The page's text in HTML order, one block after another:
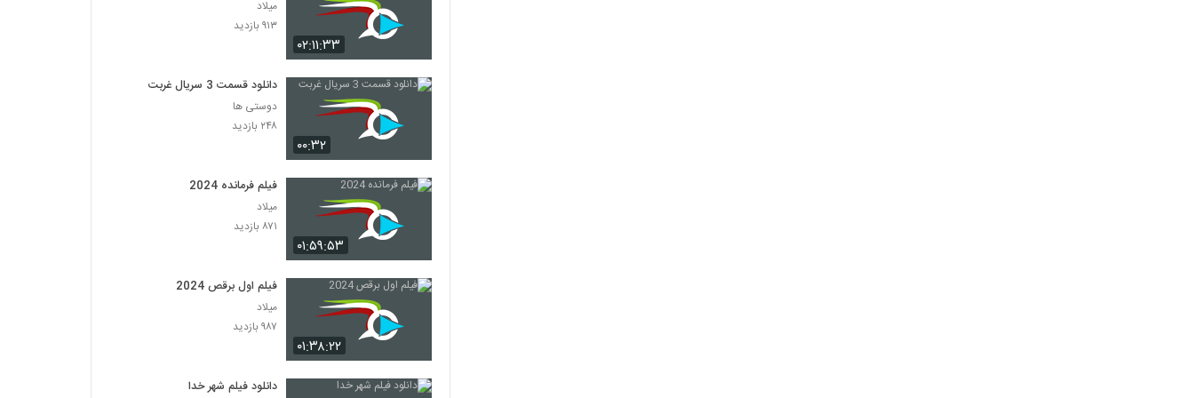
۰۲:۱۱:۳۳
میلاد
۹۱۳ بازدید
۰۰:۳۲
دانلود قسمت 3 سریال غربت
دوستی ها
۲۴۸ بازدید
۰۱:۵۹:۵۳
فیلم فرمانده 2024
میلاد
۸۷۱ بازدید
۰۱:۳۸:۲۲
فیلم اول برقص 2024
میلاد
۹۸۷ بازدید
دانلود فیلم شهر خدا